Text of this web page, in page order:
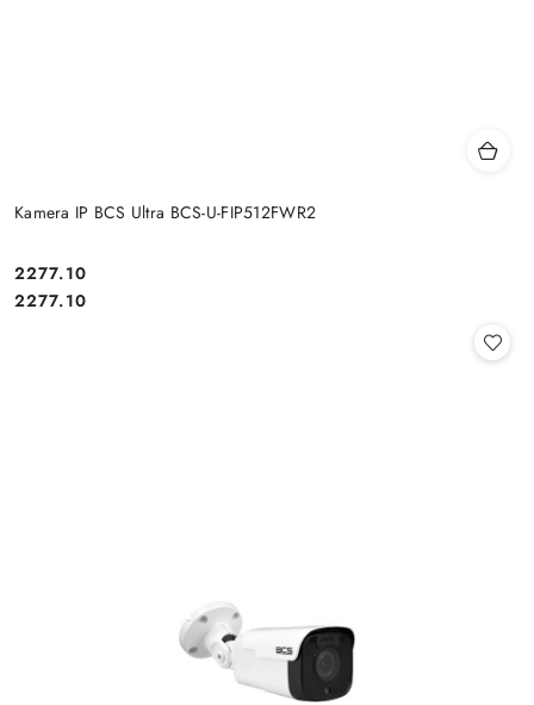
Kamera IP BCS Ultra BCS-U-FIP512FWR2
Cena:
2277.10
Cena:
2277.10